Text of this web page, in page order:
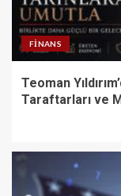
FINANS
Teoman
Taraftarları ve